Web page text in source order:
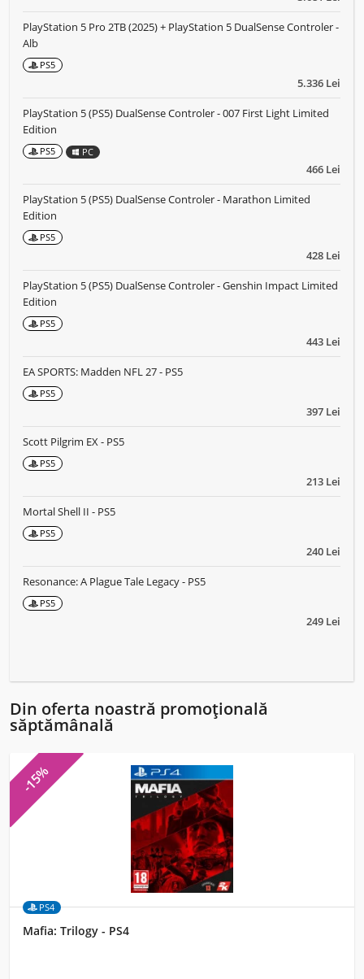
5.336 Lei
PlayStation 5 Pro 2TB (2025) + PlayStation 5 DualSense Controler -
Alb
PS5
466 Lei
PlayStation 5 (PS5) DualSense Controler - 007 First Light Limited
Edition
PS5 PC
428 Lei
PlayStation 5 (PS5) DualSense Controler - Marathon Limited
Edition
PS5
443 Lei
PlayStation 5 (PS5) DualSense Controler - Genshin Impact Limited
Edition
PS5
397 Lei
EA SPORTS: Madden NFL 27 - PS5
PS5
213 Lei
Scott Pilgrim EX - PS5
PS5
240 Lei
Mortal Shell II - PS5
PS5
249 Lei
Resonance: A Plague Tale Legacy - PS5
PS5
Din oferta noastră promoțională
săptămânală
-15%
PS4
Mafia: Trilogy - PS4